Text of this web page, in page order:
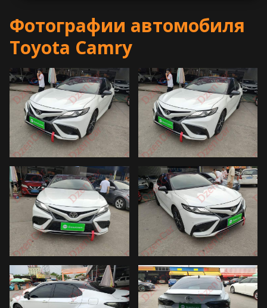
Фотографии автомобиля
Toyota Camry